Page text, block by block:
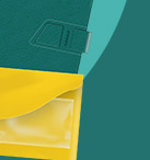
از مواد
محکم بسته می